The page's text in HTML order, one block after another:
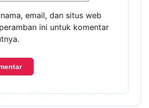
email, dan situs web
ini untuk komentar